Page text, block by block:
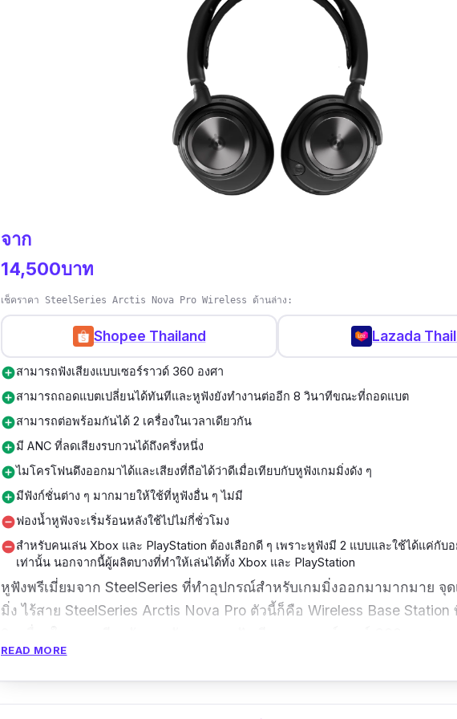
จาก
14,500บาท
เช็คราคา SteelSeries Arctis Nova Pro Wireless ด้านล่าง:
Shopee Thailand Lazada
add_circleสามารถฟังเสียงแบบเซอร์ราวด์ 360 องศา
add_circleสามารถถอดแบตเปลี่ยนได้ทันทีและหูฟังยังทำงานต่ออีก 8 วินาทีขณะที่ถอดแบต
add_circleสามารถต่อพร้อมกันได้ 2 เครื่องในเวลาเดียวกัน
add_circleมี ANC ที่ลดเสียงรบกวนได้ถึงครึ่งหนึ่ง
add_circleไมโครโฟนดึงออกมาได้และเสียงที่ถือได้ว่าดีเมื่อเทียบกับหูฟังเกมมิ่งดัง ๆ
add_circleมีฟังก์ชั่นต่าง ๆ มากมายให้ใช้ที่หูฟังอื่น ๆ ไม่มี
remove_circleฟองน้ำหูฟังจะเริ่มร้อนหลังใช้ไปไม่กี่ชั่วโมง
remove_circleสำหรับคนเล่น Xbox และ PlayStation ต้องเลือกดี ๆ เพราะหูฟังมี 2 แบบและใช้ได้แค่กับ
เท่านั้น นอกจากนี้ผู้ผลิตบางที่ทำให้เล่นได้ทั้ง Xbox และ PlayStation
หูฟังพรีเมี่ยมจาก SteelSeries ที่ทำอุปกรณ์สำหรับเกมมิ่งออกมามากมาย จุ
มิ่ง ไร้สาย SteelSeries Arctis Nova Pro ตัวนี้ก็คือ Wireless Base
เปลี่ยนแบตได้ทันทีโดยที่หูฟังยังทำงานต่อได้อีก 8 วิทำให้เราไม่ต้องมาเปิด
กันเสียงรบกวนภายนอกลดเสียงดังถึงครึ่งหนึ่ง ไมโครโฟนที่สามารถดึงออก
ยังดีเท่ากับไมโครโฟนเกมมิ่งรุ่นดัง ๆ อีกเช่นกัน หูฟังสามารถปรับขนาดให้พ
READ MORE